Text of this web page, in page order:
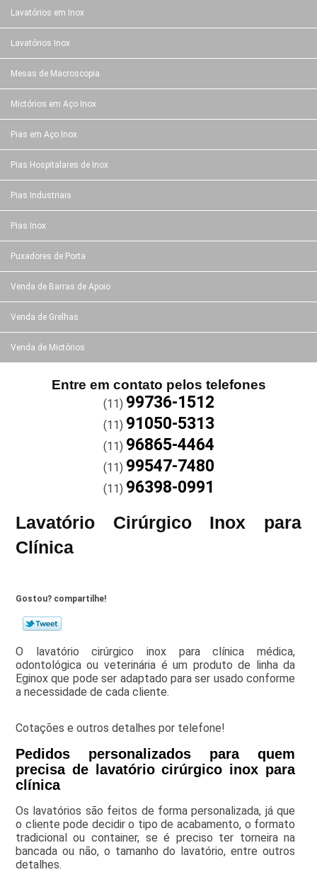
Lavatórios em Inox
Lavatórios Inox
Mesas de Macroscopia
Mictórios em Aço Inox
Pias em Aço Inox
Pias Hospitalares de Inox
Pias Industriais
Pias Inox
Puxadores de Porta
Venda de Barras de Apoio
Venda de Grelhas
Venda de Mictórios
Entre em contato pelos telefones
(11) 99736-1512
(11) 91050-5313
(11) 96865-4464
(11) 99547-7480
(11) 96398-0991
Lavatório Cirúrgico Inox para
Clínica
Gostou? compartilhe!
O lavatório cirúrgico inox para clínica médica,
odontológica ou veterinária é um produto de linha da
Eginox que pode ser adaptado para ser usado conforme
a necessidade de cada cliente.
Cotações e outros detalhes por telefone!
Pedidos personalizados para quem
precisa de lavatório cirúrgico inox para
clínica
Os lavatórios são feitos de forma personalizada, já que
o cliente pode decidir o tipo de acabamento, o formato
tradicional ou container, se é preciso ter torneira na
bancada ou não, o tamanho do lavatório, entre outros
detalhes.